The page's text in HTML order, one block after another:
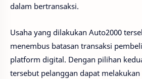
dalam bertransaksi.
Usaha yang dilakukan Auto2000
menembus batasan transaksi
platform digital. Dengan pilihan
tersebut pelanggan dapat